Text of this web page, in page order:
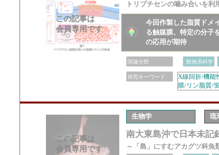
この記事は
会員専用です
トリプチセンの噛み合いを
今回作製した脂質ドメ
る触媒膜、特定の分子
の応用が期待
関連分野 数物系科学
研究キーワード
X線回折/機能
膜/リン脂質/
この記事は
会員専用です
生物学 琉
南大東島沖で日本未記
～「島」にすむアカグツ科魚